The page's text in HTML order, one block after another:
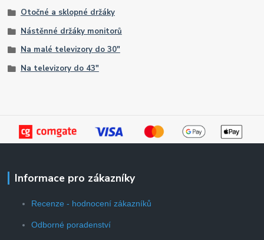
Otočné a sklopné držáky
Nástěnné držáky monitorů
Na malé televizory do 30"
Na televizory do 43"
Informace pro zákazníky
Recenze - hodnocení zákazníků
Odborné poradenství